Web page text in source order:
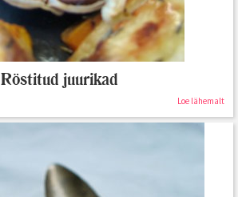
Röstitud juurikad
Loe lähemalt